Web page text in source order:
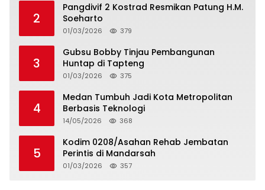
2
Pangdivif 2 Kostrad Resmikan Patung H.M.
Soeharto
01/03/2026 379
3
Gubsu Bobby Tinjau Pembangunan
Huntap di Tapteng
01/03/2026 375
4
Medan Tumbuh Jadi Kota Metropolitan
Berbasis Teknologi
14/05/2026 368
5
Kodim 0208/Asahan Rehab Jembatan
Perintis di Mandarsah
01/03/2026 357